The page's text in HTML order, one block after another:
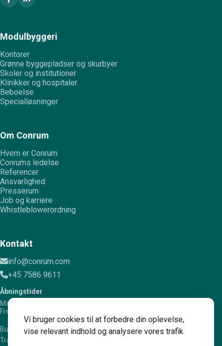
Vi bruger cookies til at forbedre din oplevelse,
vise relevant indhold og analysere vores trafik.
Modulbyggeri
Kontorer
Grønne byggepladser og skurbyer
Skoler og institutioner
Klinikker og hospitaler
Beboelse
Specialløsninger
Om Conrum
Hvem er Conrum
Conrums ledelse
Referencer
Ansvarlighed
Presserum
Job og karriere
Whistleblowerordning
Kontakt
info@conrum.com
+45 7586 9611
Åbningstider
Mandag – torsdag: 8.00 – 16.00
Fredag: 8.00 – 15.00
Bugattivej 12, 7100 Vejle
Trafikcenter Alle 36, 4200 Slagelse